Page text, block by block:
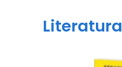
Literatura